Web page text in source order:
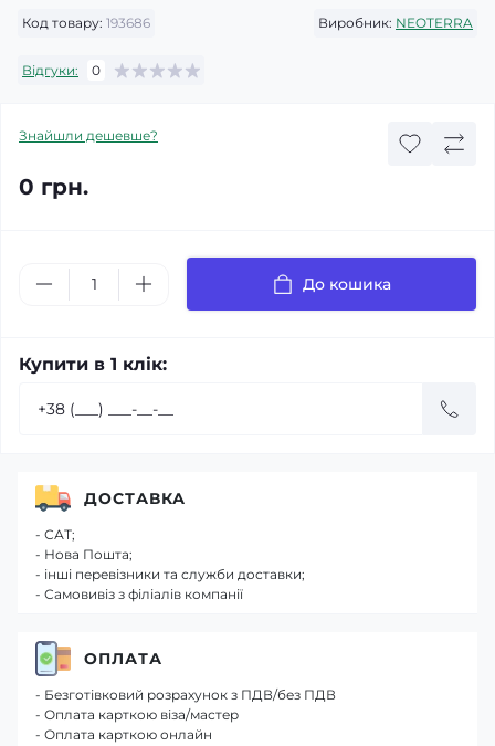
Код товару: 193686 Виробник: NEOTERRA
Відгуки: 0
Знайшли дешевше?
0 грн.
До кошика
Купити в 1 клік:
ДОСТАВКА
- САТ;
- Нова Пошта;
- інші перевізники та служби доставки;
- Самовивіз з філіалів компанії
ОПЛАТА
- Безготівковий розрахунок з ПДВ/без ПДВ
- Оплата карткою віза/мастер
- Оплата карткою онлайн